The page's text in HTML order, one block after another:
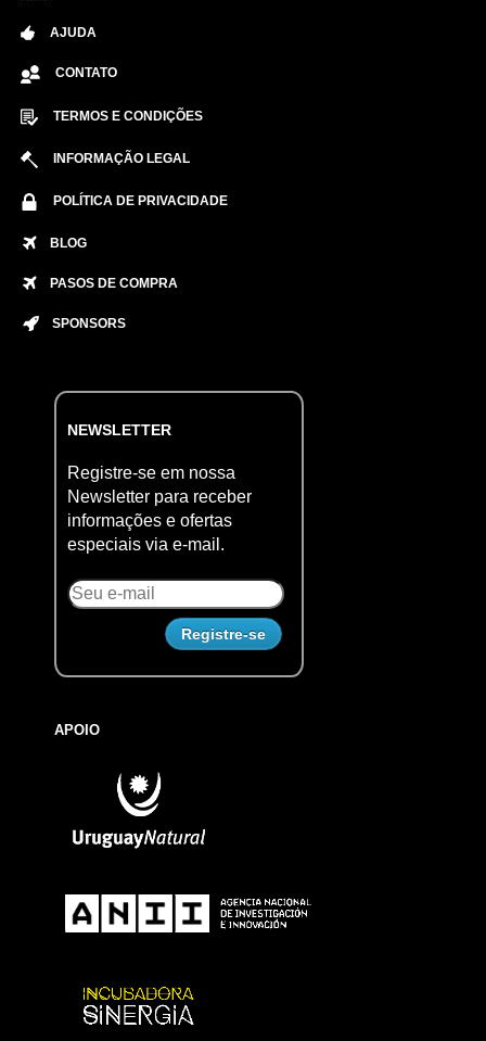
AJUDA
CONTATO
TERMOS E CONDIÇÕES
INFORMAÇÃO LEGAL
POLÍTICA DE PRIVACIDADE
BLOG
PASOS DE COMPRA
SPONSORS
NEWSLETTER
Registre-se em nossa
Newsletter para receber
informações e ofertas
especiais via e-mail.
APOIO